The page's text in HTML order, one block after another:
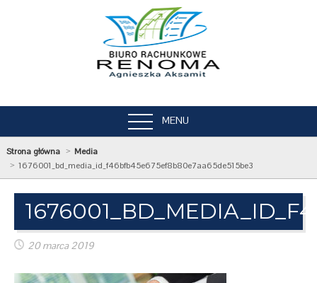
MENU
Strona główna
Media
1676001_bd_media_id_f46bfb45e675ef8b80e7aa65de515be3
20 marca 2019